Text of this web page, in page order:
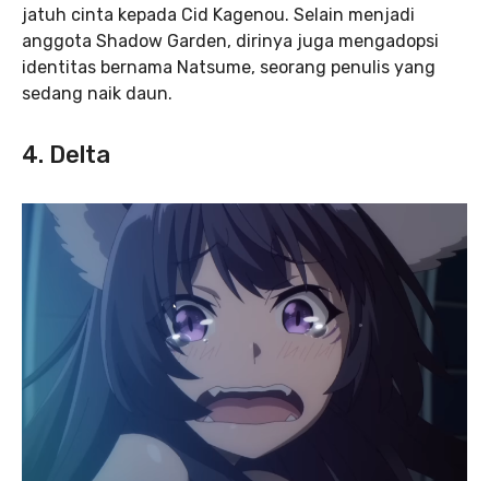
jatuh cinta kepada Cid Kagenou. Selain menjadi
anggota Shadow Garden, dirinya juga mengadopsi
identitas bernama Natsume, seorang penulis yang
sedang naik daun.
4. Delta